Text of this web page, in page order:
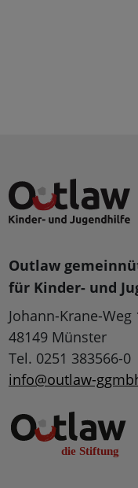
Outlaw
für Kinder- und
Johann-Krane-Weg
48149 Münster
Tel. 0251 383566-0
info@outlaw-